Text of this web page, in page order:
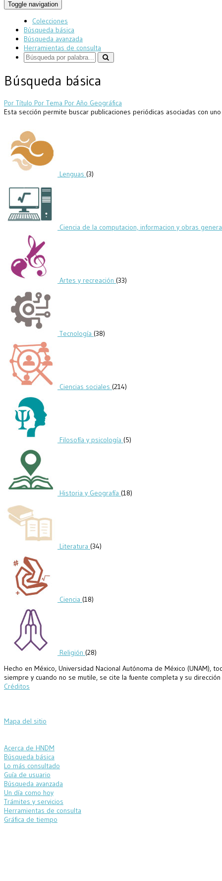
Toggle navigation
Colecciones
Búsqueda básica
Búsqueda avanzada
Herramientas de consulta
Búsqueda básica
Por Título Por Tema Por Año Geográfica
Esta sección permite buscar publicaciones periódicas asociadas con
Lenguas (3)
Ciencia de la computacion, informacion y obras
Artes y recreación (33)
Tecnología (38)
Ciencias sociales (214)
Filosofía y psicología (5)
Historia y Geografía (18)
Literatura (34)
Ciencia (18)
Religión (28)
Hecho en México, Universidad Nacional Autónoma de México
siempre y cuando no se mutile, se cite la fuente completa y su
Créditos
Mapa del sitio
Acerca de HNDM
Búsqueda básica
Lo más consultado
Guía de usuario
Búsqueda avanzada
Un día como hoy
Trámites y servicios
Herramientas de consulta
Gráfica de tiempo